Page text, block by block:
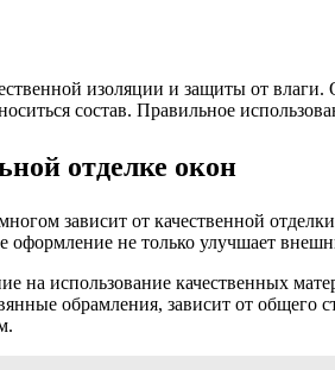
изоляции и защиты от
состав. Правильное
отделке окон
зависит от качественной
оформление не только улучшает
на использование качественных
обрамления, зависит от